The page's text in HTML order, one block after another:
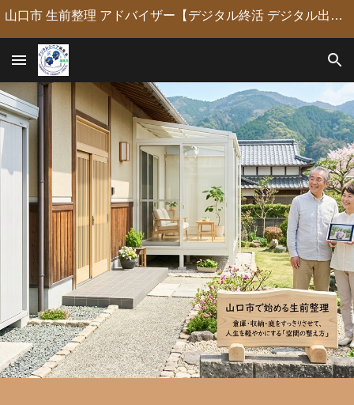
山口市 生前整理 アドバイザー【デジタル終活 デジタル出版 デジタルシニア編集長】定年後の人生の物語を「最高のデジタル資産」に編集・昇華。 古いネガやVHSのデジタル化からプロの構成による自分史動画制作、終活事務までトータルサポート。 長年のキャリアを持つプロがあなたの想いの継承を全力で支援します。